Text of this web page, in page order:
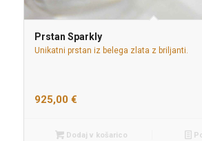
Prstan Sparkly
Unikatni prstan iz belega zlata z briljanti.
925,00 €
Dodaj v košarico